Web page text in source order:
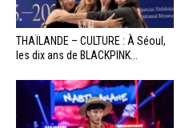
THAÏLANDE – CULTURE : À Séoul,
les dix ans de BLACKPINK...